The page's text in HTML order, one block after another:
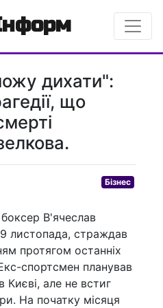
дихати":
що
Бізнес
В'ячеслав
листопада, страждав
протягом останніх
спортсмен планував
Києві, але не встиг
На початку місяця